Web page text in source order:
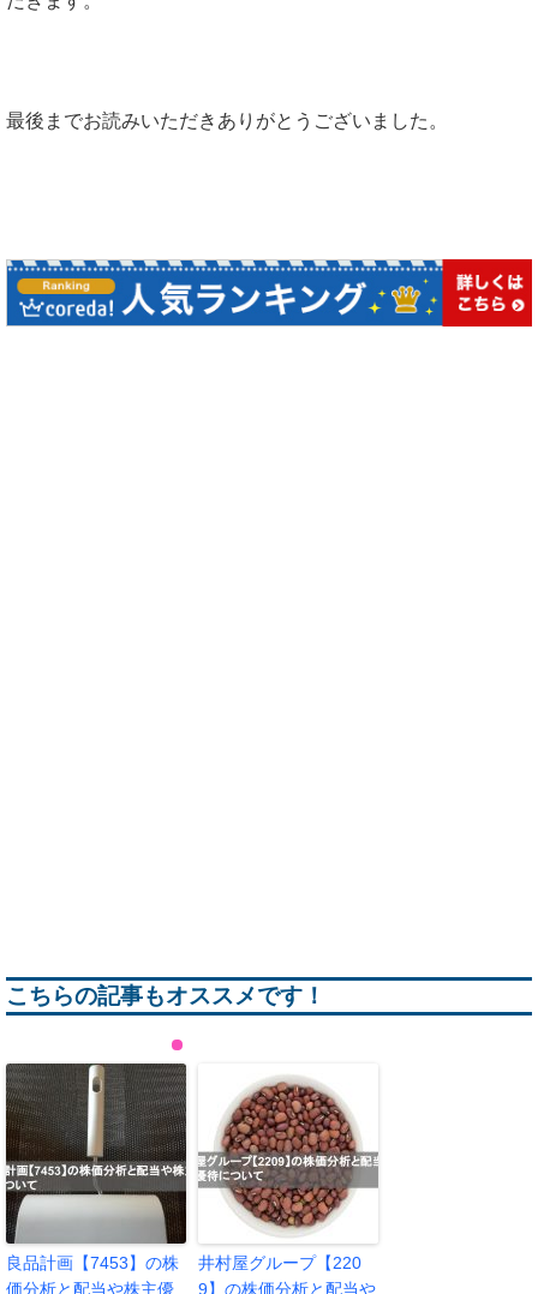
最後までお読みいただきありがとうございました。
こちらの記事もオススメです！
良品計画【7453】の株
価分析と配当や株主優
井村屋グループ【220
9】の株価分析と配当や